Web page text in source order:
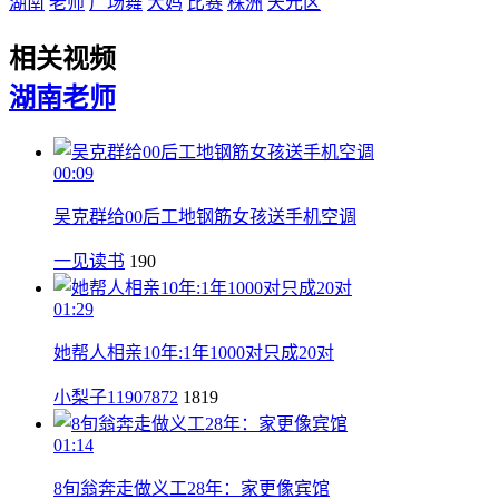
相关视频
湖南老师
00:09
吴克群给00后工地钢筋女孩送手机空调
一见读书 190
01:29
她帮人相亲10年:1年1000对只成20对
小梨子11907872 1819
01:14
8旬翁奔走做义工28年：家更像宾馆